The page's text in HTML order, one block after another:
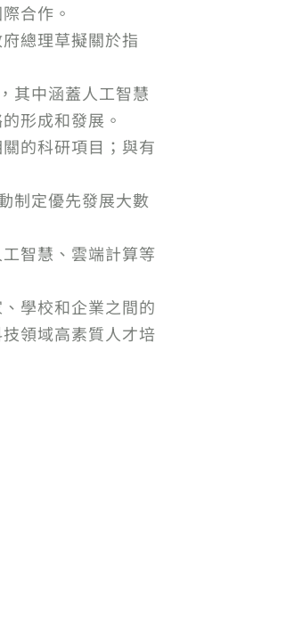
合作。
總理草擬關於指
其中涵蓋人工智慧
形成和發展。
的科研項目；與有
制定優先發展大數
智慧、雲端計算等
學校和企業之間的
領域高素質人才培